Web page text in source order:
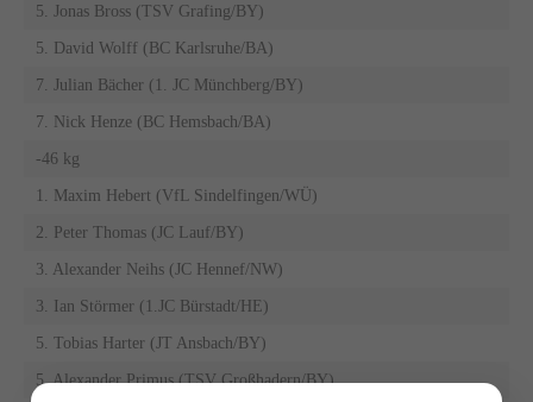
5. Jonas Bross (TSV Grafing/BY)
5. David Wolff (BC Karlsruhe/BA)
7. Julian Bächer (1. JC Münchberg/BY)
7. Nick Henze (BC Hemsbach/BA)
-46 kg
1. Maxim Hebert (VfL Sindelfingen/WÜ)
2. Peter Thomas (JC Lauf/BY)
3. Alexander Neihs (JC Hennef/NW)
3. Ian Störmer (1.JC Bürstadt/HE)
5. Tobias Harter (JT Ansbach/BY)
5. Alexander Primus (TSV Großhadern/BY)